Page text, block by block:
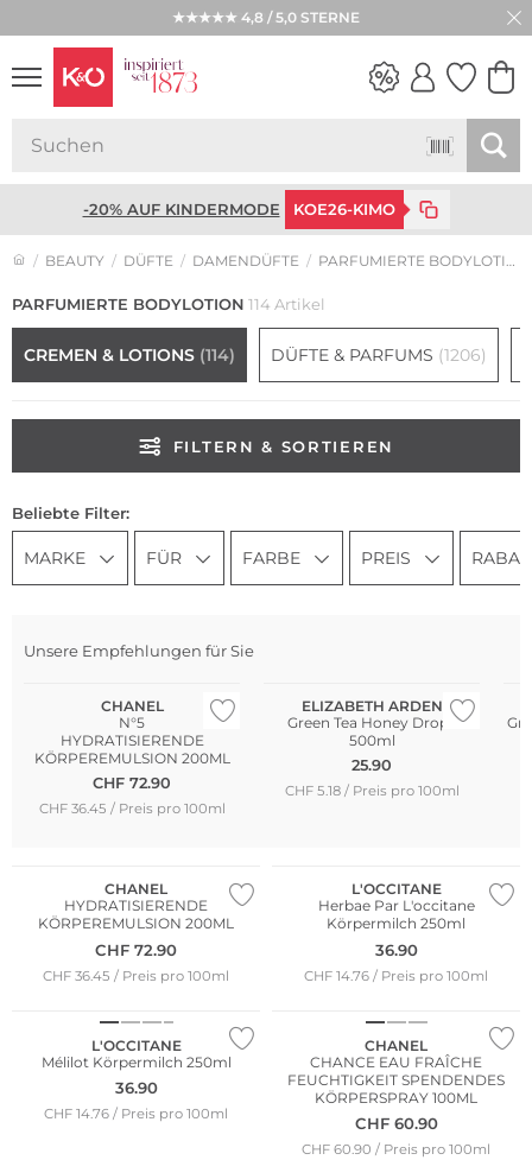
★★★★★ 4,8 / 5,0 STERNE
-20% AUF KINDERMODE KOE26-KIMO
BEAUTY DÜFTE DAMENDÜFTE PARFUMIERTE BODYLOTION
PARFUMIERTE BODYLOTION 114 Artikel
CREMEN & LOTIONS (114) DÜFTE & PARFUMS (1206)
FILTERN & SORTIEREN
Beliebte Filter:
MARKE FÜR FARBE PREIS
Unsere Empfehlungen für Sie
CHANEL
N°5
HYDRATISIERENDE
KÖRPEREMULSION 200ML
CHF72.90
CHF 36.45 / Preis pro 100ml
ELIZABETH ARDEN
Green Tea Honey Drops
500ml
25.90
CHF 5.18 / Preis pro 100ml
CHANEL
HYDRATISIERENDE
KÖRPEREMULSION 200ML
CHF 72.90
CHF 36.45 / Preis pro 100ml
L'OCCITANE
Herbae Par L'occitane
Körpermilch 250ml
36.90
CHF 14.76 / Preis pro 100ml
L'OCCITANE
Mélilot Körpermilch 250ml
36.90
CHF 14.76 / Preis pro 100ml
CHANEL
CHANCE EAU FRAÎCHE
FEUCHTIGKEIT SPENDENDES
KÖRPERSPRAY 100ML
CHF 60.90
CHF 60.90 / Preis pro 100ml